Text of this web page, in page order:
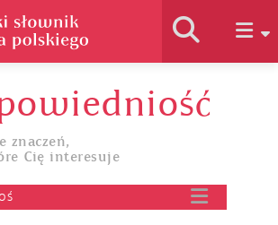
Historia słownika
Jak korzystać
znaczeń,
Cię interesuje